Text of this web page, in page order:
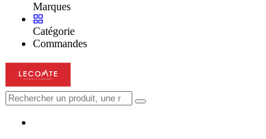
Marques
Catégorie
Commandes